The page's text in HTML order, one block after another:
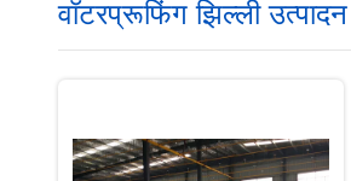
वॉटरप्रूफिंग झिल्ली